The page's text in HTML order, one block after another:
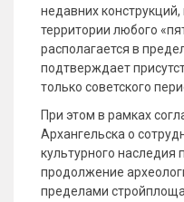
недавних
территории любого
располагается в
подтверждает
только советского
При этом в рамках
Архангельска о
культурного наследия
продолжение
пределами